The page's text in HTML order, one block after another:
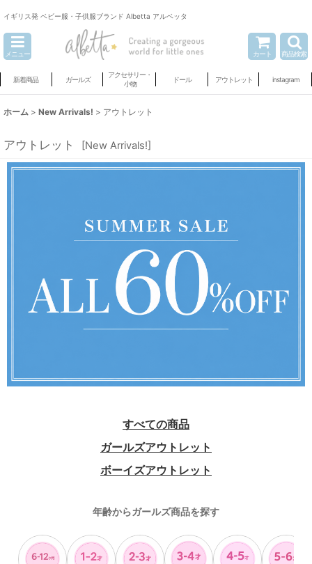
イギリス発 ベビー服・子供服ブランド Albetta アルベッタ
メニュー カート 商品検索
新着商品 ガールズ
アクセサリー・
小物
ドール アウトレット instagram
ホーム > New Arrivals! > アウトレット
アウトレット [New Arrivals!]
すべての商品
ガールズアウトレット
ボーイズアウトレット
年齢からガールズ商品を探す